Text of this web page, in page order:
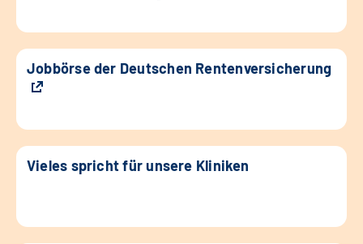
Jobbörse der Deutschen Rentenversicherung
Vieles spricht für unsere Kliniken